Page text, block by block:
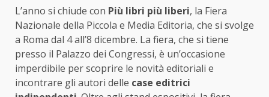
L’anno si chiude con Più libri più liberi, la Fiera
Nazionale della Piccola e Media Editoria, che si svolge
a Roma dal 4 all’8 dicembre. La fiera, che si tiene
presso il Palazzo dei Congressi, è un’occasione
imperdibile per scoprire le novità editoriali e
incontrare gli autori delle case editrici